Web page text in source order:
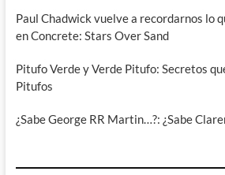
Paul Chadwick vuelve a recordarnos lo
en Concrete: Stars Over Sand
Pitufo Verde y Verde Pitufo: Secretos
Pitufos
¿Sabe George RR Martin…?: ¿Sabe